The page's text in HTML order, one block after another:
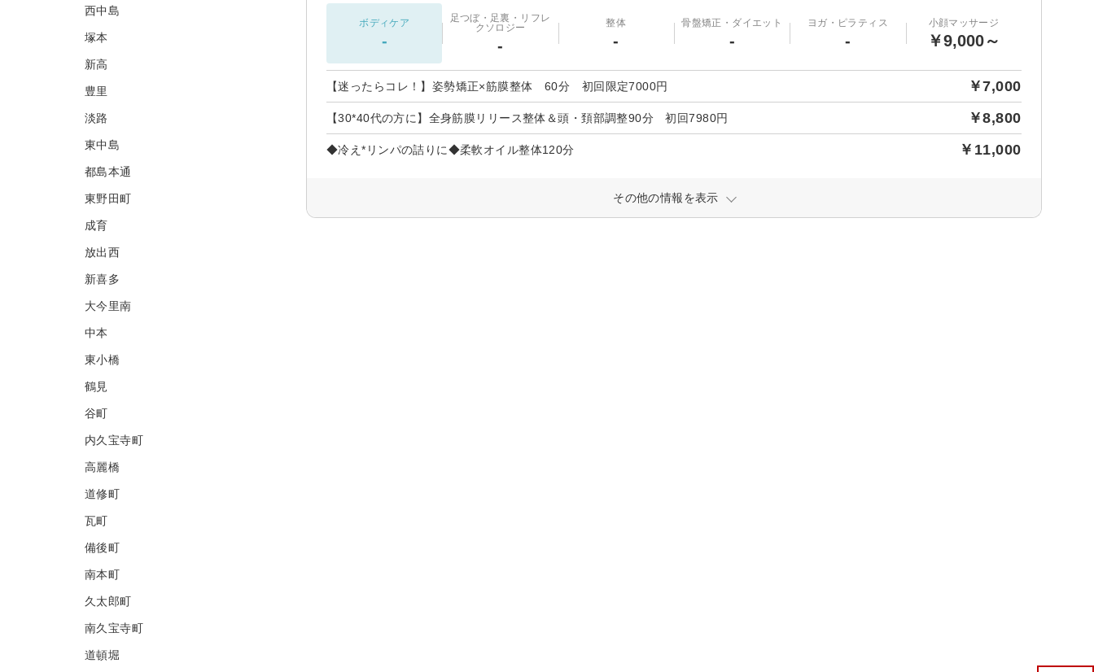
ボディケア
-
足つぼ・足裏・リフレ
クソロジー
-
整体
-
骨盤矯正・ダイエット
-
ヨガ・ピラティス
-
小顔マッサージ
￥9,000～
【迷ったらコレ！】姿勢矯正×筋膜整体 60分 初回限定7000円 ￥7,000
【30*40代の方に】全身筋膜リリース整体＆頭・頚部調整90分 初回7980円 ￥8,800
◆冷え*リンパの詰りに◆柔軟オイル整体120分 ￥11,000
その他の情報を表示
西中島
塚本
新高
豊里
淡路
東中島
都島本通
東野田町
成育
放出西
新喜多
大今里南
中本
東小橋
鶴見
谷町
内久宝寺町
高麗橋
道修町
瓦町
備後町
南本町
久太郎町
南久宝寺町
道頓堀